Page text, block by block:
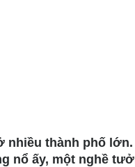
nhiều thành phố
nổ ấy, một nghề